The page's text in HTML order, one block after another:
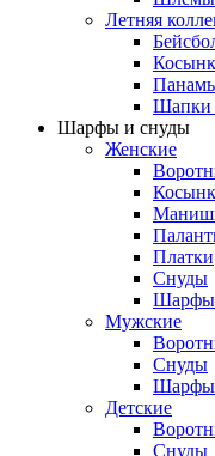
Летняя
Шапки
Шарфы и снуды
Женские
Платки
Снуды
Шарфы
Мужские
Снуды
Шарфы
Детские
Снуды